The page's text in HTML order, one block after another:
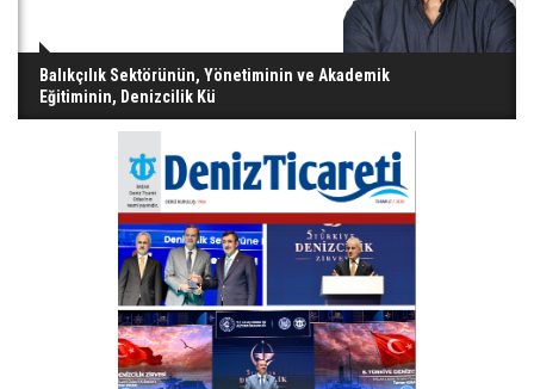
Balıkçılık Sektörünün, Yönetiminin ve Akademik
Eğitiminin, Denizcilik Kü